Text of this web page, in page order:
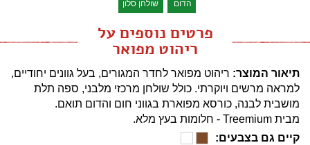
הדום
שולחן סלון
פרטים נוספים על
ריהוט מפואר
תיאור המוצר: ריהוט מפואר לחדר המגורים, בעל גוונים יחודיים,
למראה מרשים ויוקרתי. כולל שולחן מרכזי מלבני, ספה תלת
מושבית לבנה, כורסא מפוארת בגווני חום והדום תואם.
מבית Treemium - חלומות בעץ מלא.
קיים גם בצבעים: